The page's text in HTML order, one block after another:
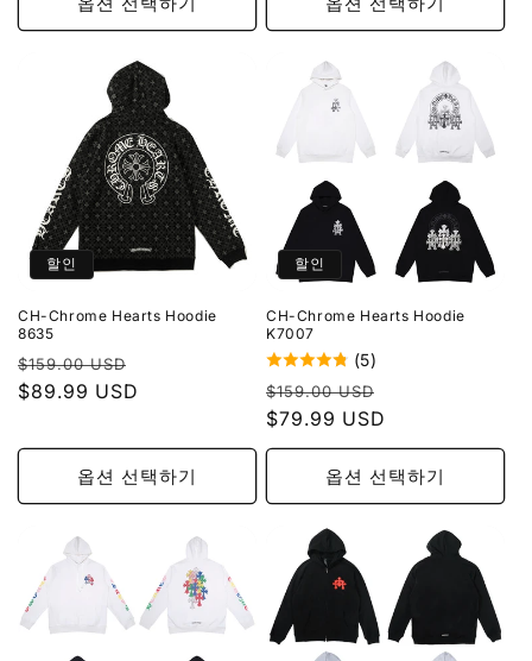
할인
CH-Chrome Hearts Hoodie
8635
정
가
$159.00 USD
$89.99 USD
옵션 선택하기
할인
CH-Chrome Hearts Hoodie
K7007
(5)
정
가
$159.00 USD
가
$79.99 USD
옵션 선택하기